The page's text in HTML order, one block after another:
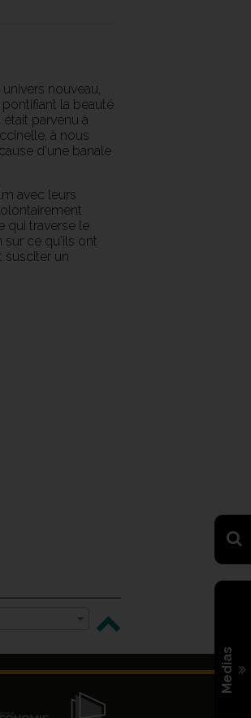
Medias
nouveau,
la beauté
parvenu à
à nous
d'une banale
avec leurs
qui traverse le
sur ce qu'ils ont
susciter un